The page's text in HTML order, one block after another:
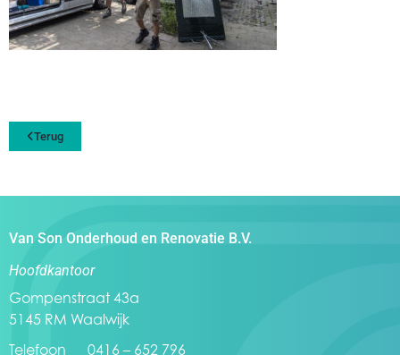
Terug
Van Son Onderhoud en Renovatie B.V.
Hoofdkantoor
Gompenstraat 43a
5145 RM Waalwijk
Telefoon 0416 – 652 796